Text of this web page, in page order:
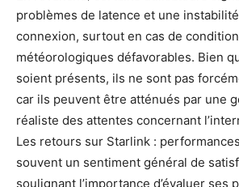
problèmes de latence et une
connexion, surtout en cas de
météorologiques défavorables. Bien
soient présents, ils ne sont pas
car ils peuvent être atténués par une
réaliste des attentes concernant
Les retours sur Starlink :
souvent un sentiment général de
soulignant l’importance d’évaluer ses